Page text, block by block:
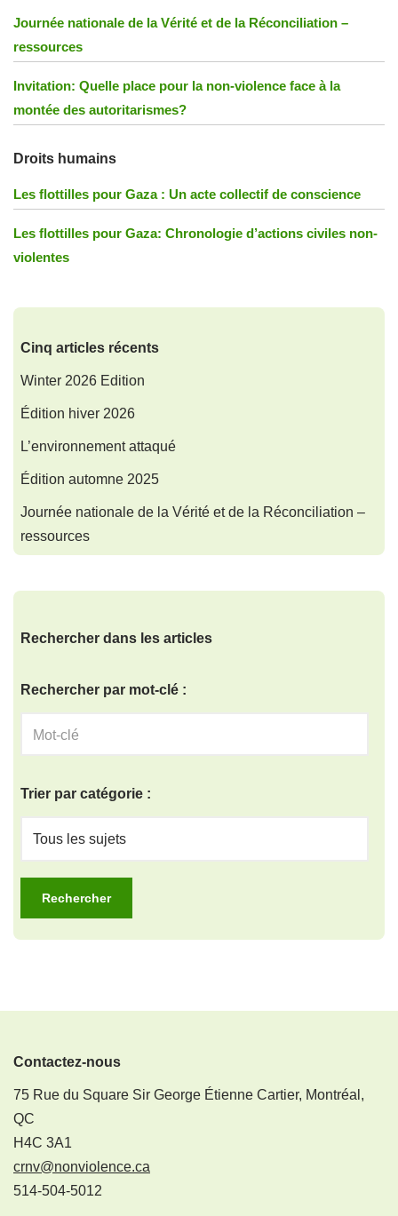
Journée nationale de la Vérité et de la Réconciliation –
ressources
Invitation: Quelle place pour la non-violence face à la
montée des autoritarismes?
Droits humains
Les flottilles pour Gaza : Un acte collectif de conscience
Les flottilles pour Gaza: Chronologie d’actions civiles non-
violentes
Cinq articles récents
Winter 2026 Edition
Édition hiver 2026
L’environnement attaqué
Édition automne 2025
Journée nationale de la Vérité et de la Réconciliation –
ressources
Rechercher dans les articles
Rechercher par mot-clé :
Trier par catégorie :
Contactez-nous
75 Rue du Square Sir George Étienne Cartier, Montréal,
QC
H4C 3A1
crnv@nonviolence.ca
514-504-5012